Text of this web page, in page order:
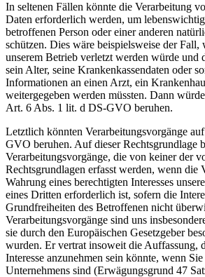
In seltenen Fällen könnte die Verarbeitung
Daten erforderlich werden, um
betroffenen Person oder einer anderen
schützen. Dies wäre beispielsweise der Fall,
unserem Betrieb verletzt werden würde und
sein Alter, seine Krankenkassendaten oder
Informationen an einen Arzt, ein
weitergegeben werden müssten. Dann
Art. 6 Abs. 1 lit. d DS-GVO beruhen.
Letztlich könnten Verarbeitungsvorgänge
GVO beruhen. Auf dieser Rechtsgrundlage
Verarbeitungsvorgänge, die von keiner der
Rechtsgrundlagen erfasst werden, wenn die
Wahrung eines berechtigten Interesses
eines Dritten erforderlich ist, sofern die
Grundfreiheiten des Betroffenen nicht
Verarbeitungsvorgänge sind uns
sie durch den Europäischen Gesetzgeber
wurden. Er vertrat insoweit die Auffassung,
Interesse anzunehmen sein könnte, wenn
Unternehmens sind (Erwägungsgrund 47